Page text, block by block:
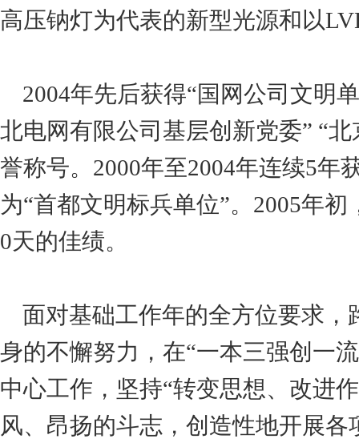
高压钠灯为代表的新型光源和以
2004年先后获得“国网公司文明
北电网有限公司基层创新党委” “
誉称号。2000年至2004年连续5年
为“首都文明标兵单位”。2005年
0天的佳绩。
面对基础工作年的全方位要求，
身的不懈努力，在“一本三强创一
中心工作，坚持“转变思想、改进
风、昂扬的斗志，创造性地开展